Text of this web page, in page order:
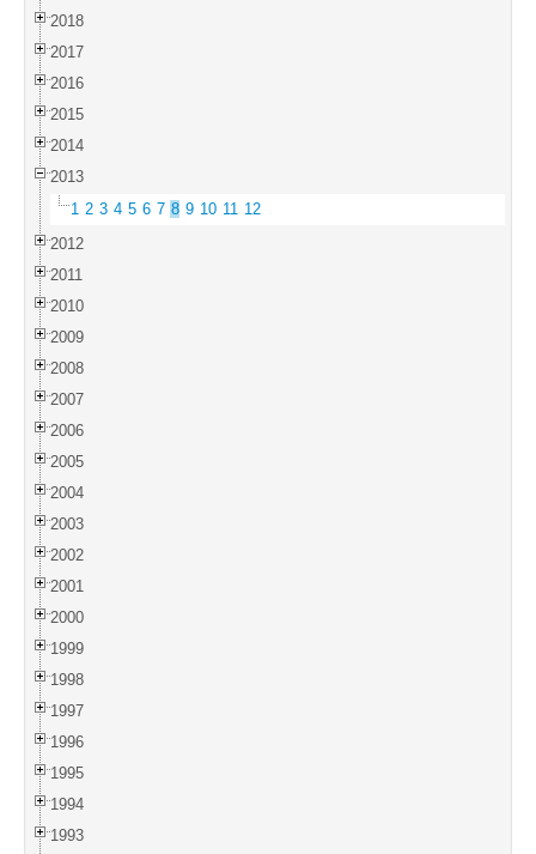
2018
2017
2016
2015
2014
2013
1 2 3 4 5 6 7 8 9 10 11 12
2012
2011
2010
2009
2008
2007
2006
2005
2004
2003
2002
2001
2000
1999
1998
1997
1996
1995
1994
1993